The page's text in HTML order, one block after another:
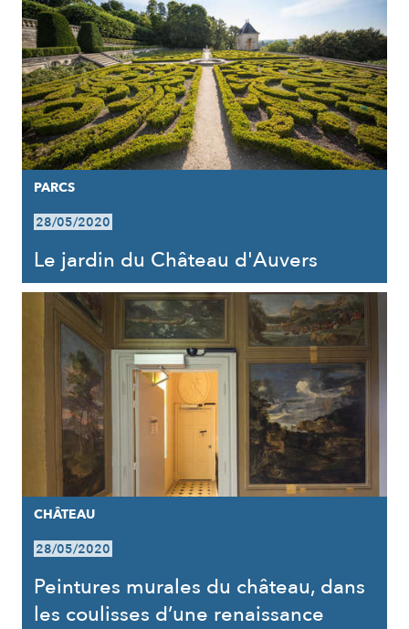
PARCS
28/05/2020
Le jardin du Château d'Auvers
CHÂTEAU
28/05/2020
Peintures murales du château, dans
les coulisses d’une renaissance